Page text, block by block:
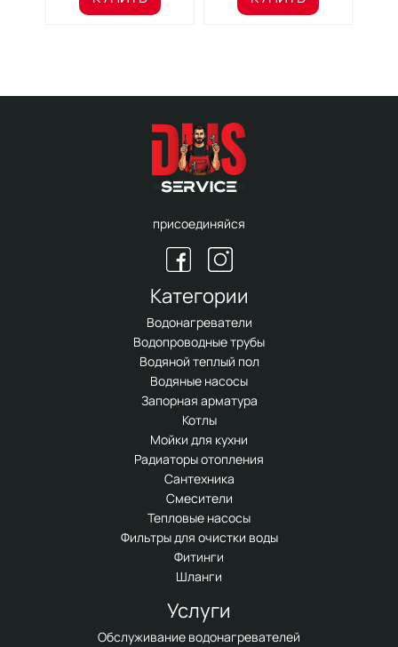
присоединяйся
Категории
Водонагреватели
Водопроводные трубы
Водяной теплый пол
Водяные насосы
Запорная арматура
Котлы
Мойки для кухни
Радиаторы отопления
Сантехника
Смесители
Тепловые насосы
Фильтры для очистки воды
Фитинги
Шланги
Услуги
Обслуживание водонагревателей